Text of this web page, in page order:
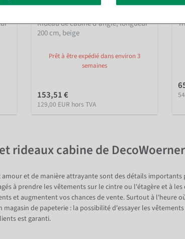
Rideau de cabine d'angle, longueur
200 cm, beige
Prêt à être expédié dans environ 3
semaines
153,51 €
129,00 EUR hors TVA
rideaux cabine de DecoWoerner
amour et de manière attrayante sont des détails
à prendre les vêtements sur le cintre ou l'étagère et à
et augmentent vos chances de vente. Surtout à l'heure
de papeterie : la possibilité d'essayer les
est garanti.